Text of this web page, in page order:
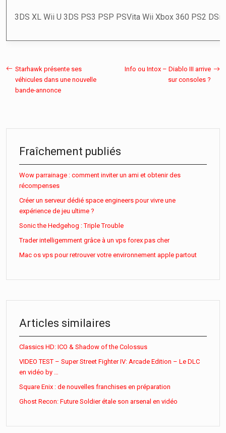
3DS XL Wii U 3DS PS3 PSP PSVita Wii Xbox 360 PS2 DSi
Starhawk présente ses
véhicules dans une nouvelle
bande-annonce
Info ou Intox – Diablo III arrive
sur consoles ?
Fraîchement publiés
Wow parrainage : comment inviter un ami et obtenir des
récompenses
Créer un serveur dédié space engineers pour vivre une
expérience de jeu ultime ?
Sonic the Hedgehog : Triple Trouble
Trader intelligemment grâce à un vps forex pas cher
Mac os vps pour retrouver votre environnement apple partout
Articles similaires
Classics HD: ICO & Shadow of the Colossus
VIDEO TEST – Super Street Fighter IV: Arcade Edition – Le DLC
en vidéo by …
Square Enix : de nouvelles franchises en préparation
Ghost Recon: Future Soldier étale son arsenal en vidéo